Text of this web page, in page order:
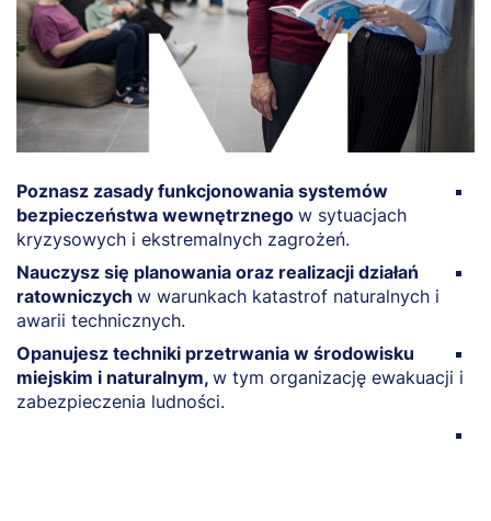
Poznasz zasady funkcjonowania systemów
bezpieczeństwa wewnętrznego w sytuacjach
kryzysowych i ekstremalnych zagrożeń.
Nauczysz się planowania oraz realizacji działań
ratowniczych w warunkach katastrof naturalnych i
awarii technicznych.
Opanujesz techniki przetrwania w środowisku
miejskim i naturalnym, w tym organizację ewakuacji i
zabezpieczenia ludności.